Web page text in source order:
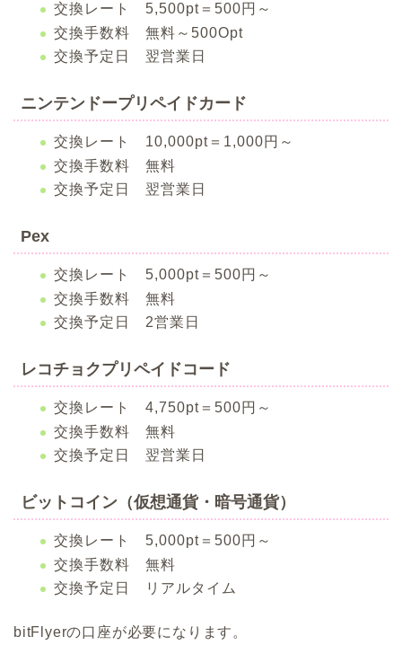
交換レート 5,500pt＝500円～
交換手数料 無料～500Opt
交換予定日 翌営業日
ニンテンドープリペイドカード
交換レート 10,000pt＝1,000円～
交換手数料 無料
交換予定日 翌営業日
Pex
交換レート 5,000pt＝500円～
交換手数料 無料
交換予定日 2営業日
レコチョクプリペイドコード
交換レート 4,750pt＝500円～
交換手数料 無料
交換予定日 翌営業日
ビットコイン（仮想通貨・暗号通貨）
交換レート 5,000pt＝500円～
交換手数料 無料
交換予定日 リアルタイム
bitFlyerの口座が必要になります。